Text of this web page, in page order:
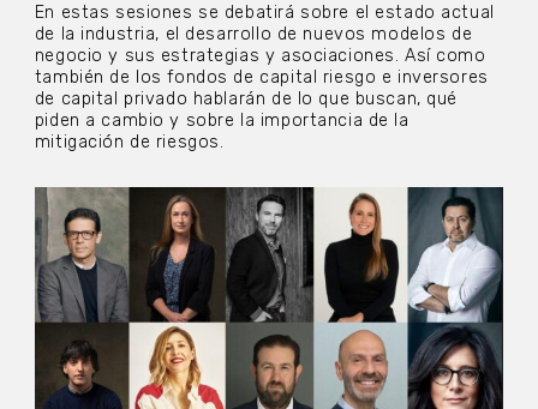
En estas sesiones se debatirá sobre el estado actual
de la industria, el desarrollo de nuevos modelos de
negocio y sus estrategias y asociaciones. Así como
también de los fondos de capital riesgo e inversores
de capital privado hablarán de lo que buscan, qué
piden a cambio y sobre la importancia de la
mitigación de riesgos.